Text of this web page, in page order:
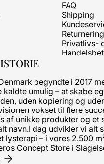
begyndte i 2017
kaldte umulig – at skabe
uden kopiering og
vokset til flere
af unikke produkter og et
navn.I dag udvikler vi alt
lysterapi – i vores 2.500
Concept Store i
FAQ
Shipping
Privatlivs-